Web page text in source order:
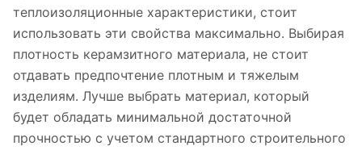
теплоизоляционные характеристики, стоит
использовать эти свойства максимально. Выбирая
плотность керамзитного материала, не стоит
отдавать предпочтение плотным и тяжелым
изделиям. Лучше выбрать материал, который
будет обладать минимальной достаточной
прочностью с учетом стандартного строительного